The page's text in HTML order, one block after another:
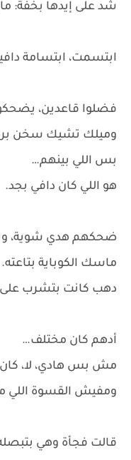
شد على إيدها بخفة:
ابتسمت، ابتسامة
فضلوا قاعدين،
وميلك تشيك سخن
بس اللي بينهم…
هو اللي كان دافي بجد.
ضحكهم هدي شوية،
ماسك الكوباية بتاعته.
دهب كانت بتشرب على
أدهم كان مختلف…
مش بس هادي، لا،
ومفيش القسوة اللي
قالت فجأة وهي